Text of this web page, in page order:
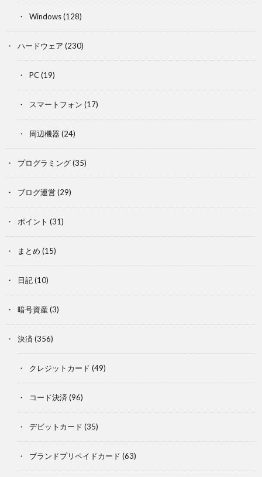
Windows(128)
ハードウェア (230)
PC(19)
スマートフォン (17)
周辺機器 (24)
プログラミング(35)
ブログ運営(29)
ポイント (31)
まとめ (15)
日記(10)
暗号資産 (3)
決済 (356)
クレジットカード (49)
コード決済 (96)
デビットカード (35)
ブランドプリペイドカード (63)